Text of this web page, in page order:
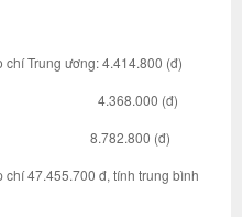
Trung ương: 4.414.800 (đ)
(đ)
8.782.800 (đ)
47.455.700 đ, tính trung bình